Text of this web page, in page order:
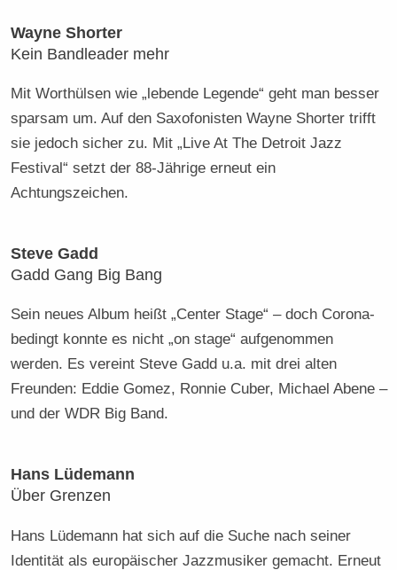
Wayne Shorter
Kein Bandleader mehr
Mit Worthülsen wie „lebende Legende“ geht man besser
sparsam um. Auf den Saxofonisten Wayne Shorter trifft
sie jedoch sicher zu. Mit „Live At The Detroit Jazz
Festival“ setzt der 88-Jährige erneut ein
Achtungszeichen.
Steve Gadd
Gadd Gang Big Bang
Sein neues Album heißt „Center Stage“ – doch Corona-
bedingt konnte es nicht „on stage“ aufgenommen
werden. Es vereint Steve Gadd u.a. mit drei alten
Freunden: Eddie Gomez, Ronnie Cuber, Michael Abene –
und der WDR Big Band.
Hans Lüdemann
Über Grenzen
Hans Lüdemann hat sich auf die Suche nach seiner
Identität als europäischer Jazzmusiker gemacht. Erneut